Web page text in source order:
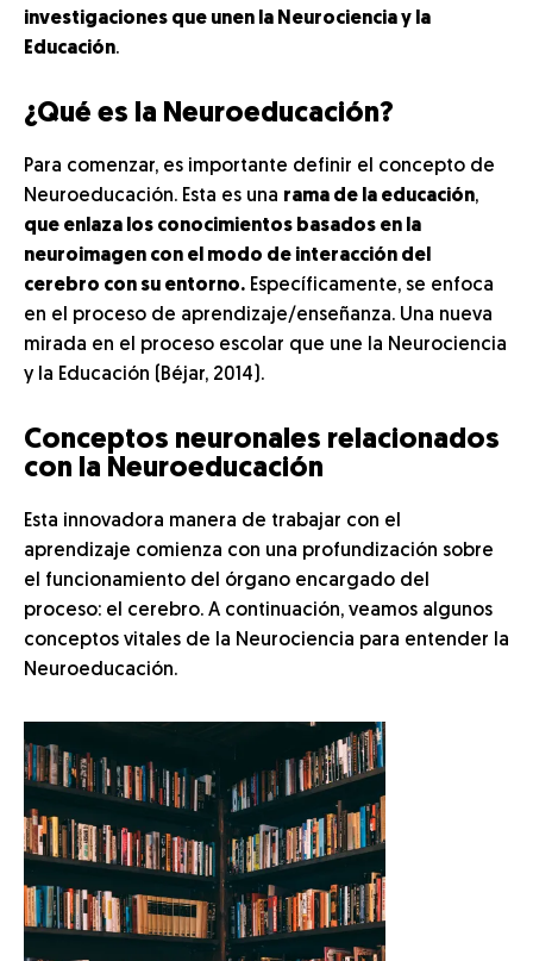
investigaciones que unen la Neurociencia y la
Educación.
¿Qué es la Neuroeducación?
Para comenzar, es importante definir el concepto de
Neuroeducación. Esta es una rama de la educación,
que enlaza los conocimientos basados en la
neuroimagen con el modo de interacción del
cerebro con su entorno. Específicamente, se enfoca
en el proceso de aprendizaje/enseñanza. Una nueva
mirada en el proceso escolar que une la Neurociencia
y la Educación (Béjar, 2014).
Conceptos neuronales relacionados
con la Neuroeducación
Esta innovadora manera de trabajar con el
aprendizaje comienza con una profundización sobre
el funcionamiento del órgano encargado del
proceso: el cerebro. A continuación, veamos algunos
conceptos vitales de la Neurociencia para entender la
Neuroeducación.